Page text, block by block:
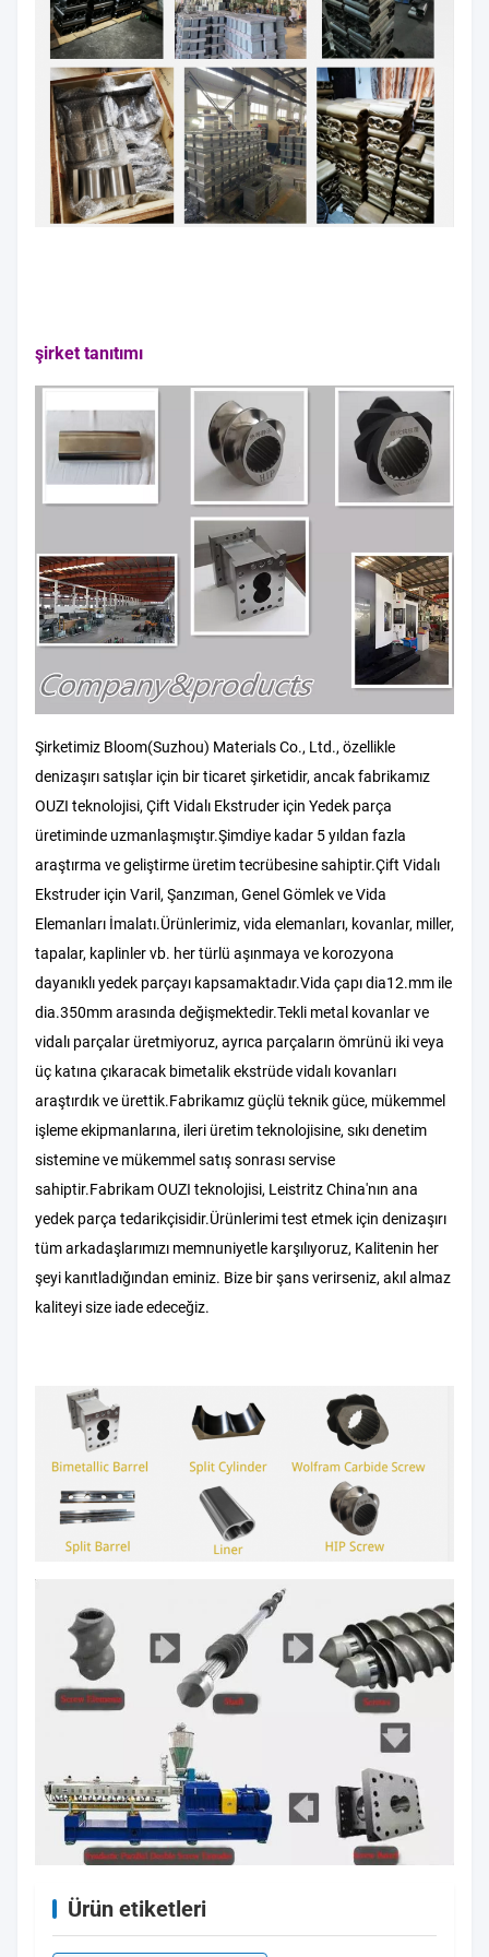
şirket tanıtımı
Şirketimiz Bloom(Suzhou) Materials Co., Ltd., özellikle
denizaşırı satışlar için bir ticaret şirketidir, ancak fabrikamız
OUZI teknolojisi, Çift Vidalı Ekstruder için Yedek parça
üretiminde uzmanlaşmıştır.Şimdiye kadar 5 yıldan fazla
araştırma ve geliştirme üretim tecrübesine sahiptir.Çift Vidalı
Ekstruder için Varil, Şanzıman, Genel Gömlek ve Vida
Elemanları İmalatı.Ürünlerimiz, vida elemanları, kovanlar, miller,
tapalar, kaplinler vb. her türlü aşınmaya ve korozyona
dayanıklı yedek parçayı kapsamaktadır.Vida çapı dia12.mm ile
dia.350mm arasında değişmektedir.Tekli metal kovanlar ve
vidalı parçalar üretmiyoruz, ayrıca parçaların ömrünü iki veya
üç katına çıkaracak bimetalik ekstrüde vidalı kovanları
araştırdık ve ürettik.Fabrikamız güçlü teknik güce, mükemmel
işleme ekipmanlarına, ileri üretim teknolojisine, sıkı denetim
sistemine ve mükemmel satış sonrası servise
sahiptir.Fabrikam OUZI teknolojisi, Leistritz China'nın ana
yedek parça tedarikçisidir.Ürünlerimi test etmek için denizaşırı
tüm arkadaşlarımızı memnuniyetle karşılıyoruz, Kalitenin her
şeyi kanıtladığından eminiz. Bize bir şans verirseniz, akıl almaz
kaliteyi size iade edeceğiz.
Ürün etiketleri